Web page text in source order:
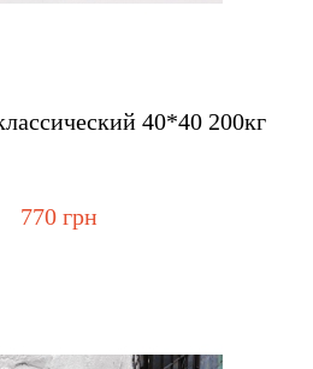
40*40 200кг
770 грн